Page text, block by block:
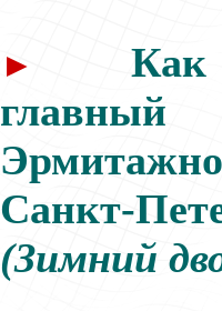
►
Санкт-
(Зимний